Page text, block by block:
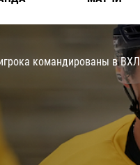
Трактор
Адмирал
КХЛ
командированы в ВХЛ